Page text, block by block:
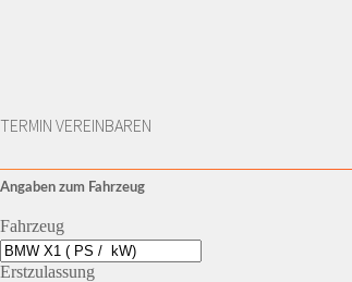
TERMIN VEREINBAREN
Angaben zum Fahrzeug
Fahrzeug
Erstzulassung